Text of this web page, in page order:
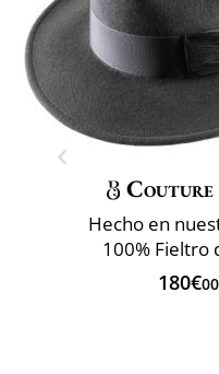
Couture
Hecho en
100% Fieltro
180€00